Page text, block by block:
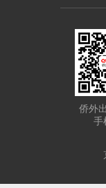
侨外
手